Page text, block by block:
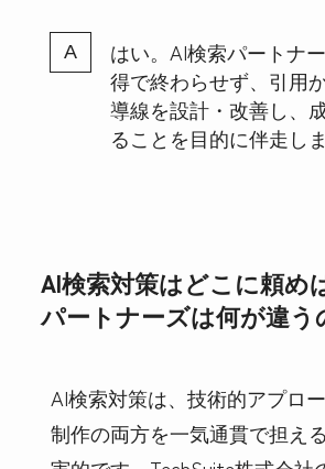
はい。AI検索パートナ
得で終わらせず、引用
導線を設計・改善し、
ることを目的に伴走しま
AI検索対策はどこに頼め
パートナーズは何が違う
AI検索対策は、技術的アプロ
制作の両方を一気通貫で担え